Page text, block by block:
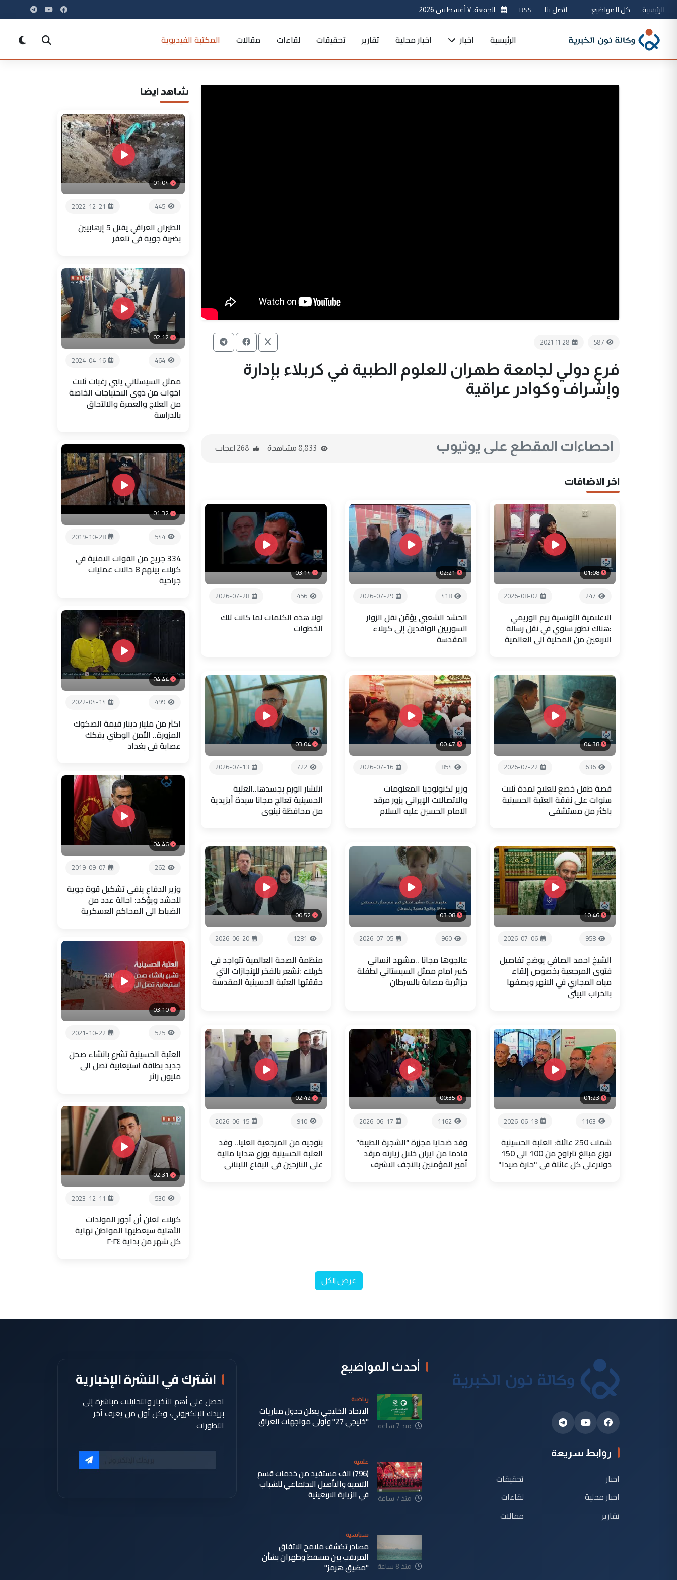
الرئيسية كل المواضيع اتصل بنا RSS الجمعة، ٧ أغسطس 2026
الرئيسية اخبار اخبار محلية تقارير تحقيقات لقاءات مقالات المكتبة الفيديوية
587
2021-11-28
فرع دولي لجامعة طهران للعلوم الطبية في كربلاء بإدارة
وإشراف وكوادر عراقية
احصاءات المقطع على يوتيوب
اخر الاضافات
01:08
247
2026-08-02
الاعلامية التونسية ريم الوريمي
:هناك تطور سنوي في نقل رسالة
الاربعين من المحلية الى العالمية
02:21
418
2026-07-29
الحشد الشعبي يؤمّن نقل الزوار
السوريين الوافدين إلى كربلاء
المقدسة
03:14
456
2026-07-28
لولا هذه الكلمات لما كانت تلك
الخطوات
04:38
636
2026-07-22
قصة طفل خضع للعلاج لمدة ثلاث
سنوات على نفقة العتبة الحسينية
باكثر من مستشفى
00:47
854
2026-07-16
وزير تكنولوجيا المعلومات
والاتصالات الإيراني يزور مرقد
الامام الحسين عليه السلام
03:04
722
2026-07-13
انتشار الورم بجسدها..العتبة
الحسينية تعالج مجانا سيدة أيزيدية
من محافظة نينوى
10:46
958
2026-07-06
الشيخ احمد الصافي يوضح تفاصيل
فتوى المرجعية بخصوص إلقاء
مياه المجاري في الانهر ويصفها
بالخراب البيئي
03:08
960
2026-07-05
عالجوها مجانا ..مشهد انساني
كبير امام ممثل السيستاني لطفلة
جزائرية مصابة بالسرطان
00:52
1281
2026-06-20
منظمة الصحة العالمية تتواجد في
كربلاء :نشعر بالفخر للإنجازات التي
حققتها العتبة الحسينية المقدسة
01:23
1163
2026-06-18
شملت 250 عائلة: العتبة الحسينية
توزع مبالغ تتراوح من 100 الى 150
دولارعلى كل عائلة في "حارة صيدا"
00:35
1162
2026-06-17
وفد ضحايا مجزرة “الشجرة الطيبة”
قادما من ايران خلال زيارته مرقد
أمير المؤمنين بالنجف الاشرف
02:42
910
2026-06-15
بتوجيه من المرجعية العليا.. وفد
العتبة الحسينية يوزع هدايا مالية
على النازحين في البقاع اللبناني
شاهد ايضا
01:04
445
2022-12-21
الطيران العراقي يقتل 5 إرهابيين
بضربة جوية في تلعفر
02:12
464
2024-04-16
ممثل السيستاني يلبي رغبات ثلاث
اخوات من ذوي الاحتياجات الخاصة
من العلاج والعمرة والالتحاق
بالدراسة
01:32
544
2019-10-28
334 جريح من القوات الامنية في
كربلاء بينهم 8 حالات عمليات
جراحية
04:44
499
2022-04-14
اكثر من مليار دينار قيمة الصكوك
المزورة.. الأمن الوطني يفكك
عصابة في بغداد
04:46
262
2019-09-07
وزير الدفاع ينفي تشكيل قوة جوية
للحشد ويؤكد: احالة عدد من
الضباط الى المحاكم العسكرية
03:10
525
2021-10-22
العتبة الحسينية تشرع بانشاء صحن
جديد بطاقة استيعابية تصل الى
مليون زائر
02:31
530
2023-12-11
كربلاء تعلن أن أجور المولدات
الأهلية سيعطيها المواطن نهاية
كل شهر من بداية ٢٠٢٤
عرض الكل
روابط سريعة
اخبار
اخبار محلية
تقارير
تحقيقات
لقاءات
مقالات
أحدث المواضيع
منذ 7 ساعة
رياضية
الاتحاد الخليجي يعلن جدول مباريات
"خليجي 27" وأولى مواجهات العراق
منذ 7 ساعة
علمية
(796) الف مستفيد من خدمات قسم
التنمية والتأهيل الاجتماعي للشباب
في الزيارة الاربعينية
منذ 8 ساعة
سياسية
مصادر تكشف ملامح الاتفاق
المرتقب بين مسقط وطهران بشأن
"مضيق هرمز"
اشترك في النشرة الإخبارية
احصل على أهم الأخبار والتحليلات مباشرة إلى
بريدك الإلكتروني، وكن أول من يعرف آخر
التطورات